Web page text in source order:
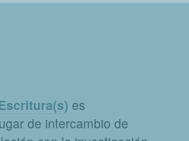
es
de intercambio de